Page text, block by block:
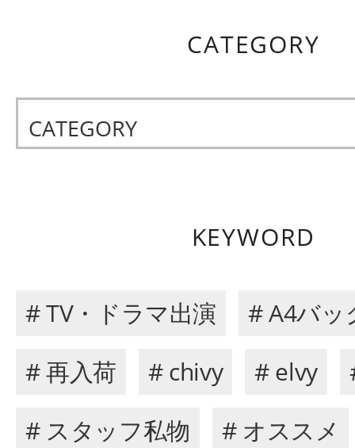
CATEGORY
CATEGORY
KEYWORD
# TV・ドラマ出演
# A4バッ
# 再入荷
# chivy # elvy
# スタッフ私物
# オススメ